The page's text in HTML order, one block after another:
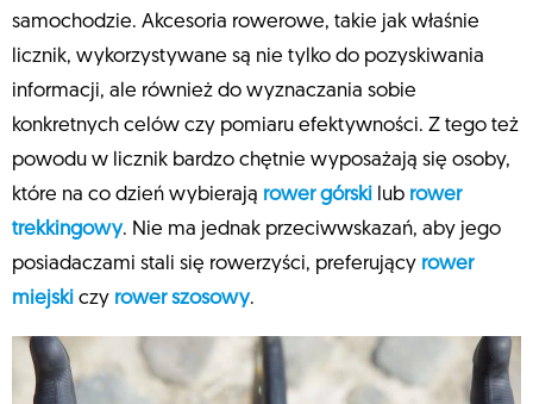
samochodzie. Akcesoria rowerowe, takie jak właśnie
licznik, wykorzystywane są nie tylko do pozyskiwania
informacji, ale również do wyznaczania sobie
konkretnych celów czy pomiaru efektywności. Z tego też
powodu w licznik bardzo chętnie wyposażają się osoby,
które na co dzień wybierają rower górski lub rower
trekkingowy. Nie ma jednak przeciwwskazań, aby jego
posiadaczami stali się rowerzyści, preferujący rower
miejski czy rower szosowy.